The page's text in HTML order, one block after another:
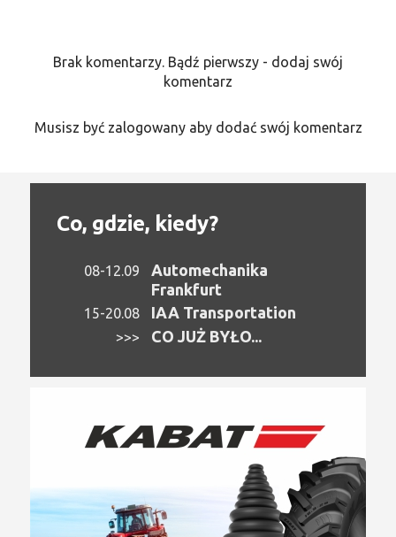
Brak komentarzy. Bądź pierwszy - dodaj swój
komentarz
Musisz być zalogowany aby dodać swój komentarz
Co, gdzie, kiedy?
08-12.09
Automechanika
Frankfurt
15-20.08 IAA Transportation
>>> CO JUŻ BYŁO...